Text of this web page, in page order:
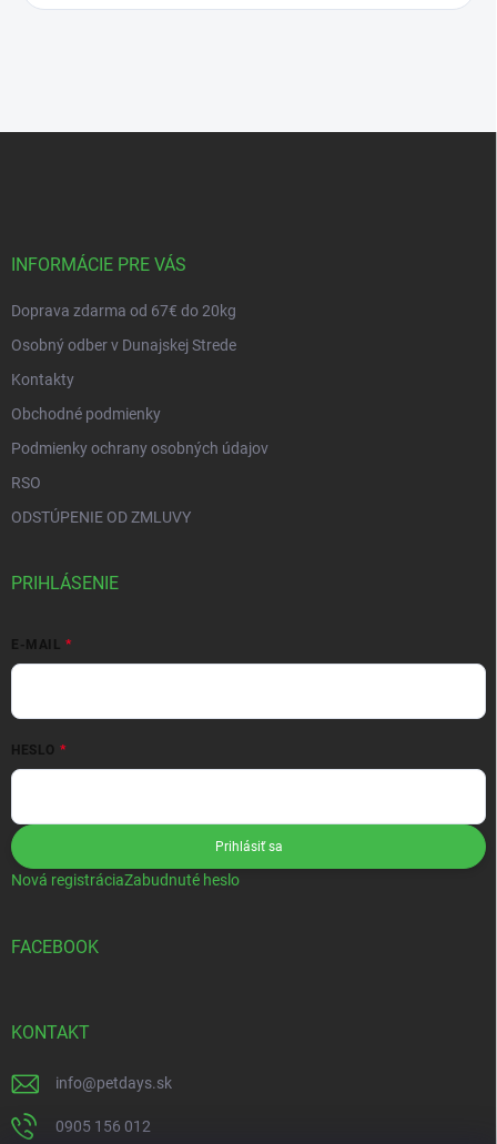
INFORMÁCIE PRE VÁS
Doprava zdarma od 67€ do 20kg
Osobný odber v Dunajskej Strede
Kontakty
Obchodné podmienky
Podmienky ochrany osobných údajov
RSO
ODSTÚPENIE OD ZMLUVY
PRIHLÁSENIE
E-MAIL
HESLO
Prihlásiť sa
Nová registráciaZabudnuté heslo
FACEBOOK
KONTAKT
info@petdays.sk
0905 156 012